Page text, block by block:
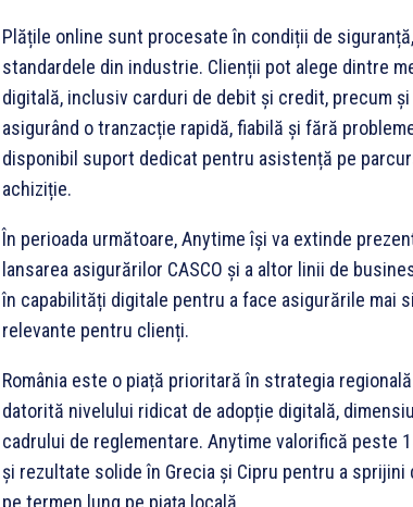
Plățile online sunt procesate în condiții de
standardele din industrie. Clienții pot alege dintre
digitală, inclusiv carduri de debit și credit, precum
asigurând o tranzacție rapidă, fiabilă și fără
disponibil suport dedicat pentru asistență pe
achiziție.
În perioada următoare, Anytime își va extinde
lansarea asigurărilor CASCO și a altor linii de
în capabilități digitale pentru a face asigurările mai
relevante pentru clienți.
România este o piață prioritară în strategia
datorită nivelului ridicat de adopție digitală,
cadrului de reglementare. Anytime valorifică peste
și rezultate solide în Grecia și Cipru pentru a